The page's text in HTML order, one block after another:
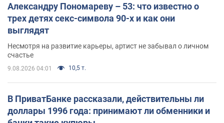
Александру Пономареву – 53: что известно о
трех детях секс-символа 90-х и как они
выглядят
Несмотря на развитие карьеры, артист не забывал о личном
счастье
9.08.2026 04:01 10,5 т.
В ПриватБанке рассказали, действительны ли
доллары 1996 года: принимают ли обменники и